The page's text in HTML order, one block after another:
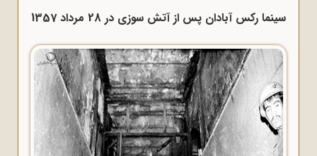
سینما رکس آبادان پس از آتش سوزی در 28 مرداد 1357